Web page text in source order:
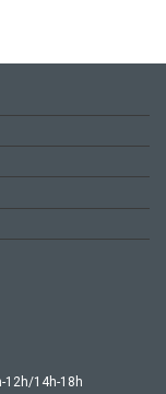
12h/14h-18h